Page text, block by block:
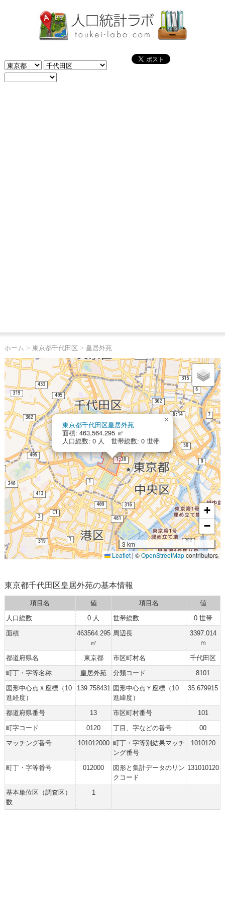
ホーム > 東京都千代田区 > 皇居外苑
東京都千代田区皇居外苑
面積: 463,564.295 ㎡
人口総数: 0 人 世帯総数: 0 世帯
×
+
−
3 km
Leaflet | ©OpenStreetMapcontributors
東京都千代田区皇居外苑の基本情報
項目名 値 項目名
値
人口総数
0 人 世帯総数
0 世帯
面積
463564.295
㎡
周辺長
3397.014
ｍ
都道府県名
東京都 市区町村名
千代田区
町丁・字等名称
皇居外苑 分類コード
8101
図形中心点Ｘ座標（10
進経度）
139.758431 図形中心点Ｙ座標（10
進緯度）
35.679915
都道府県番号 13 市区町村番号
101
町字コード
0120 丁目、字などの番号
00
マッチング番号
101012000 町丁・字等別結果マッチ
ング番号
1010120
町丁・字等番号 012000
図形と集計データのリン
クコード
131010120
基本単位区（調査区）
数
1